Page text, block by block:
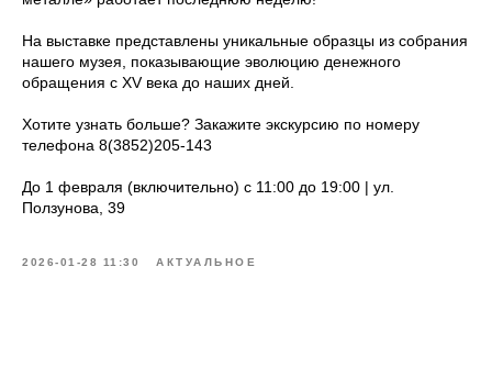
На выставке представлены уникальные образцы из собрания
нашего музея, показывающие эволюцию денежного
обращения с XV века до наших дней.
Хотите узнать больше? Закажите экскурсию по номеру
телефона 8(3852)205-143
До 1 февраля (включительно) с 11:00 до 19:00 | ул.
Ползунова, 39
2026-01-28 11:30 АКТУАЛЬНОЕ